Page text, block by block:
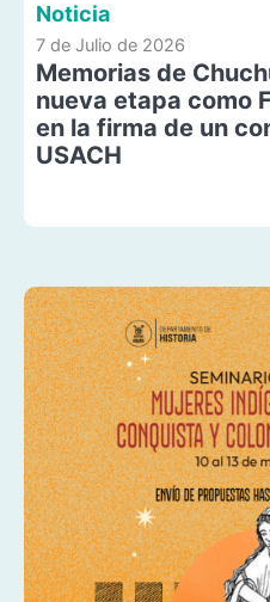
Noticia
7 de Julio de 2026
Memorias de
nueva etapa como
en la firma de un
USACH